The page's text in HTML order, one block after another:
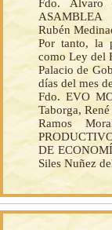
Fdo. Álvaro
Rubén
Por tanto, la
como Ley del
Palacio de
días del mes
Fdo. EVO
Taborga,
Ramos
DE
Siles Nuñez